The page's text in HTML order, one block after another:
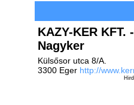
KAZY-KER KFT.
Nagyker
Külsősor utca 8/A.
3300 Eger http://